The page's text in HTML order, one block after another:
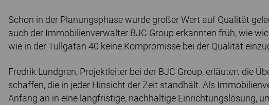
Schon in der Planungsphase wurde großer Wert auf Qualität
auch der Immobilienverwalter BJC Group erkannten früh, wie
wie in der Tullgatan 40 keine Kompromisse bei der Qualität
Fredrik Lundgren, Projektleiter bei der BJC Group, erläutert die
schaffen, die in jeder Hinsicht der Zeit standhält. Als
Anfang an in eine langfristige, nachhaltige Einrichtungslösung,